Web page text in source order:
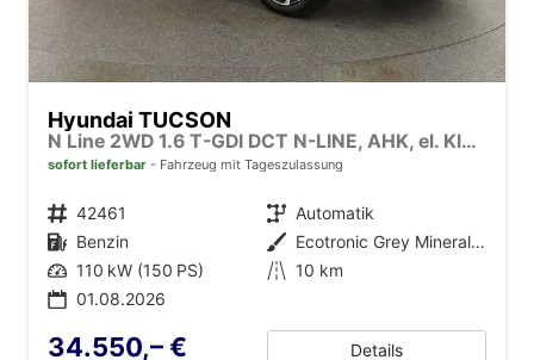
Hyundai TUCSON
N Line 2WD 1.6 T-GDI DCT N-LINE, AHK, el. Klappe, Navi, Kamera, Side, Winter
sofort lieferbar Fahrzeug mit Tageszulassung
Fahrzeugnr. 42461 Getriebe Automatik
Kraftstoff Benzin Außenfarbe
Ecotronic Grey Mineraleffekt
Leistung 110 kW (150 PS) Kilometerstand 10 km
01.08.2026
34.550,– € Details